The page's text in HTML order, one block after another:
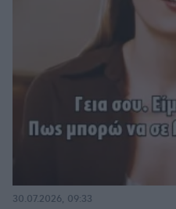
30.07.2026, 09:33